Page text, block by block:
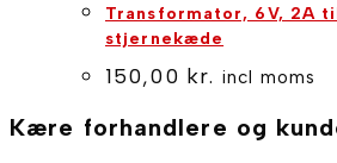
Transformator, 6V, 2A
stjernekæde
150,00 kr. incl moms
Kære forhandlere og